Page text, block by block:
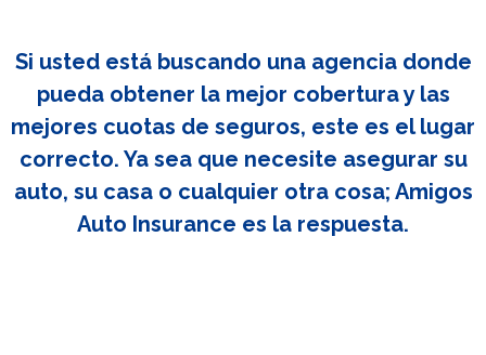
Si usted está buscando una agencia donde
pueda obtener la mejor cobertura y las
mejores cuotas de seguros, este es el lugar
correcto. Ya sea que necesite asegurar su
auto, su casa o cualquier otra cosa; Amigos
Auto Insurance es la respuesta.